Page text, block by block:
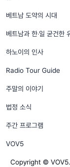
베트남 도약의 시대
베트남과 한‧일 굳건한
하노이의 인사
Radio Tour Guide
주말의 이야기
법정 소식
주간 프로그램
VOV5
Copyright ©